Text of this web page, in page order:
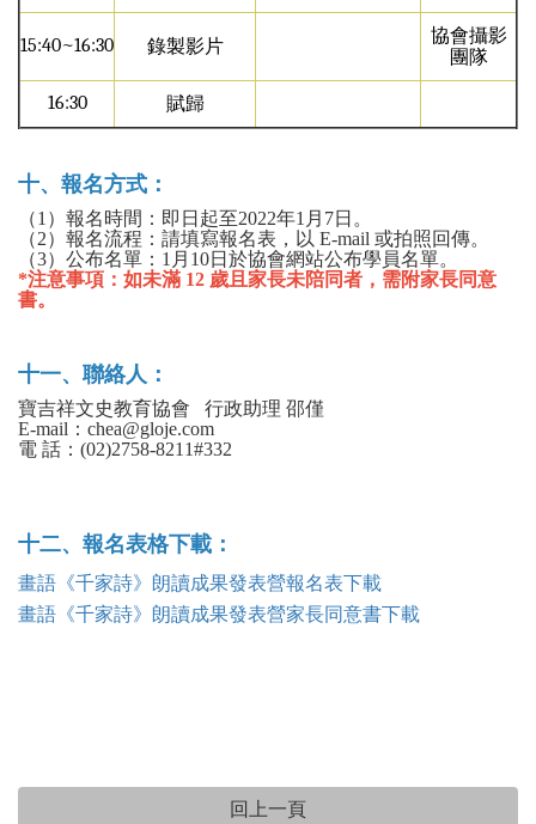
15:40~16:30 錄製影片
協會攝影
團隊
16:30 賦歸
十、報名方式：
（1）報名時間：即日起至2022年1月7日。
（2）報名流程：請填寫報名表，以 E-mail 或拍照回傳。
（3）公布名單：1月10日於協會網站公布學員名單。
*注意事項：如未滿 12 歲且家長未陪同者，需附家長同意
書。
十一、聯絡人：
寶吉祥文史教育協會 行政助理 邵僅
E-mail：chea@gloje.com
電 話：(02)2758-8211#332
十二、報名表格下載：
畫語《千家詩》朗讀成果發表營報名表下載
畫語《千家詩》朗讀成果發表營家長同意書下載